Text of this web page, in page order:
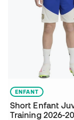
ENFANT
Short Enfant
Training 2026-